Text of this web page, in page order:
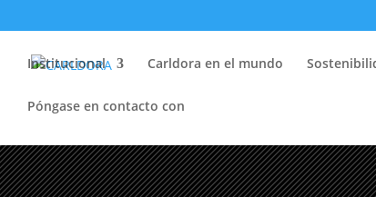
Institucional Carldora en el mundo
Póngase en contacto con